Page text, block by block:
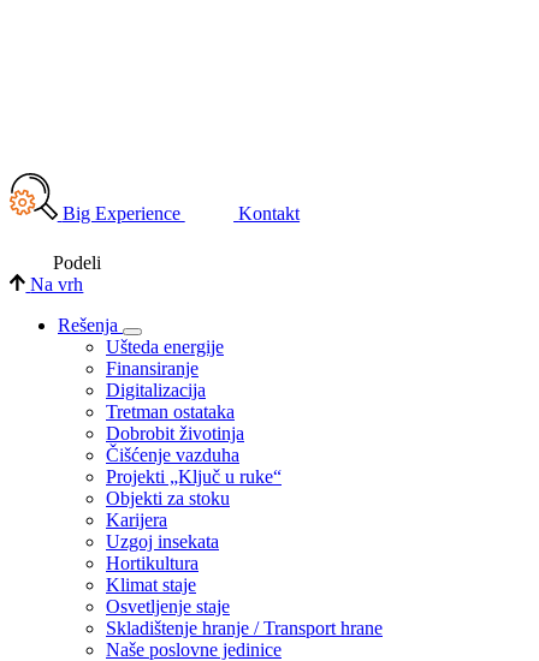
Big Experience Kontakt
Podeli
Na vrh
Rešenja
Ušteda energije
Finansiranje
Digitalizacija
Tretman ostataka
Dobrobit životinja
Čišćenje vazduha
Projekti „Ključ u ruke“
Objekti za stoku
Karijera
Uzgoj insekata
Hortikultura
Klimat staje
Osvetljenje staje
Skladištenje hranje / Transport hrane
Naše poslovne jedinice